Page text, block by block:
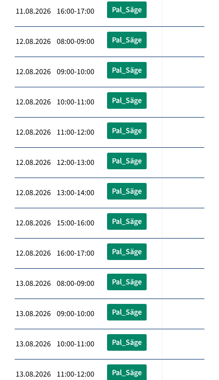
11.08.2026 16:00-17:00 Pal_Säge
12.08.2026 08:00-09:00 Pal_Säge
12.08.2026 09:00-10:00 Pal_Säge
12.08.2026 10:00-11:00 Pal_Säge
12.08.2026 11:00-12:00 Pal_Säge
12.08.2026 12:00-13:00 Pal_Säge
12.08.2026 13:00-14:00 Pal_Säge
12.08.2026 15:00-16:00 Pal_Säge
12.08.2026 16:00-17:00 Pal_Säge
13.08.2026 08:00-09:00 Pal_Säge
13.08.2026 09:00-10:00 Pal_Säge
13.08.2026 10:00-11:00 Pal_Säge
13.08.2026 11:00-12:00 Pal_Säge